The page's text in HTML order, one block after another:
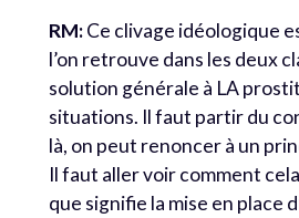
RM:Ce clivage idéologique
l’on retrouve dans les deux
solution générale à LA
situations. Il faut partir du
là, on peut renoncer à un
Il faut aller voir comment
que signifie la mise en place